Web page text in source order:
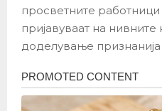
просветните
пријавуваат на нивните
доделување